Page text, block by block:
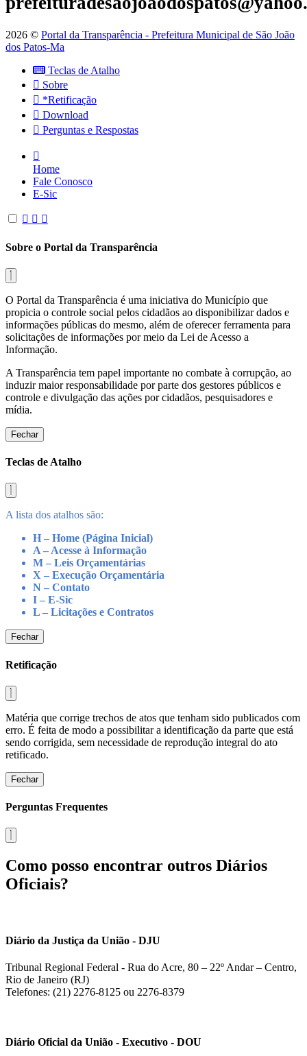
2026 © Portal da Transparência - Prefeitura Municipal de São João
dos Patos-Ma
Teclas de Atalho
Sobre
*Retificação
Download
Perguntas e Respostas
Home
Fale Conosco
E-Sic
Sobre o Portal da Transparência
O Portal da Transparência é uma iniciativa do Município que
propicia o controle social pelos cidadãos ao disponibilizar dados e
informações públicas do mesmo, além de oferecer ferramenta para
solicitações de informações por meio da Lei de Acesso a
Informação.
A Transparência tem papel importante no combate à corrupção, ao
induzir maior responsabilidade por parte dos gestores públicos e
controle e divulgação das ações por cidadãos, pesquisadores e
mídia.
Fechar
Teclas de Atalho
A lista dos atalhos são:
H – Home (Página Inicial)
A – Acesse à Informação
M – Leis Orçamentárias
X – Execução Orçamentária
N – Contato
I – E-Sic
L – Licitações e Contratos
Fechar
Retificação
Matéria que corrige trechos de atos que tenham sido publicados com
erro. É feita de modo a possibilitar a identificação da parte que está
sendo corrigida, sem necessidade de reprodução integral do ato
retificado.
Fechar
Perguntas Frequentes
Como posso encontrar outros Diários
Oficiais?
Diário da Justiça da União - DJU
Tribunal Regional Federal - Rua do Acre, 80 – 22º Andar – Centro,
Rio de Janeiro (RJ)
Telefones: (21) 2276-8125 ou 2276-8379
Diário Oficial da União - Executivo - DOU